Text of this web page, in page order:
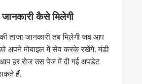
कैसे मिलेगी
ताजा जानकारी तब मिलेगी जब आप
अपने मोबाइल में सेव करके रखेंगे. मंडी
हर रोज उस पेज में दी गई अपडेट
हैं.